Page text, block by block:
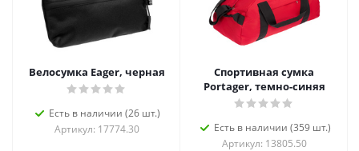
Велосумка Eager, черная
Есть в наличии (26 шт.)
Артикул: 17774.30
Спортивная сумка
Portager, темно-синяя
Есть в наличии (359 шт.)
Артикул: 13805.50